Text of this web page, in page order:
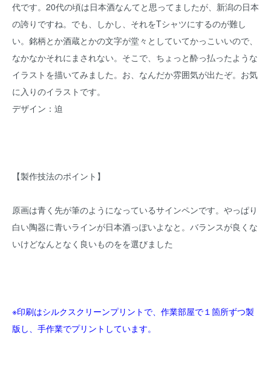
代です。20代の頃は日本酒なんてと思ってましたが、新潟の日本
の誇りですね。でも、しかし、それをTシャツにするのが難し
い。銘柄とか酒蔵とかの文字が堂々としていてかっこいいので、
なかなかそれにまされない。そこで、ちょっと酔っ払ったような
イラストを描いてみました。お、なんだか雰囲気が出たぞ。お気
に入りのイラストです。
デザイン：迫
【製作技法のポイント】
原画は青く先が筆のようになっているサインペンです。やっぱり
白い陶器に青いラインが日本酒っぽいよなと。バランスが良くな
いけどなんとなく良いものをを選びました
※印刷はシルクスクリーンプリントで、作業部屋で１箇所ずつ製
版し、手作業でプリントしています。